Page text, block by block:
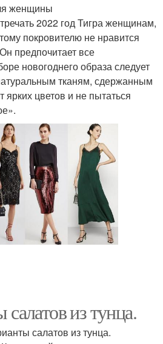
женщины
2022 год Тигра женщинам,
покровителю не нравится
предпочитает все
новогоднего образа следует
тканям, сдержанным
ярких цветов и не пытаться
из тунца.
салатов из тунца.